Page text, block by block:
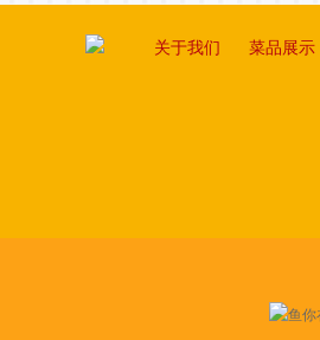
关于我们 菜品展示